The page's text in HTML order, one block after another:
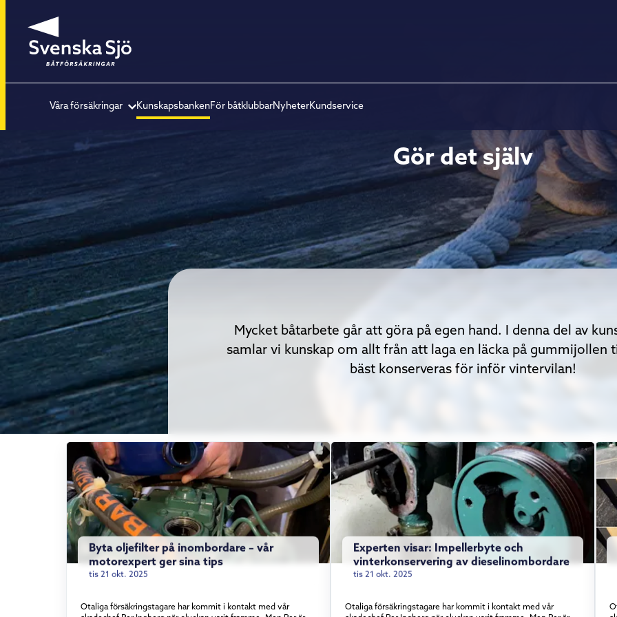
Våra försäkringar KunskapsbankenFör båtklubbarNyheterKundservice
Gör det själv
Mycket båtarbete går att göra på egen hand. I denna del av
samlar vi kunskap om allt från att laga en läcka på gummijollen
bäst konserveras för inför vintervilan!
Byta oljefilter på inombordare – vår
motorexpert ger sina tips
tis 21 okt. 2025
Otaliga försäkringstagare har kommit i kontakt med vår
Experten visar: Impellerbyte och
vinterkonservering av dieselinombordare
tis 21 okt. 2025
Otaliga försäkringstagare har kommit i kontakt med vår